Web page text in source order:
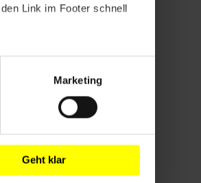
Link im Footer schnell
Marketing
Geht klar